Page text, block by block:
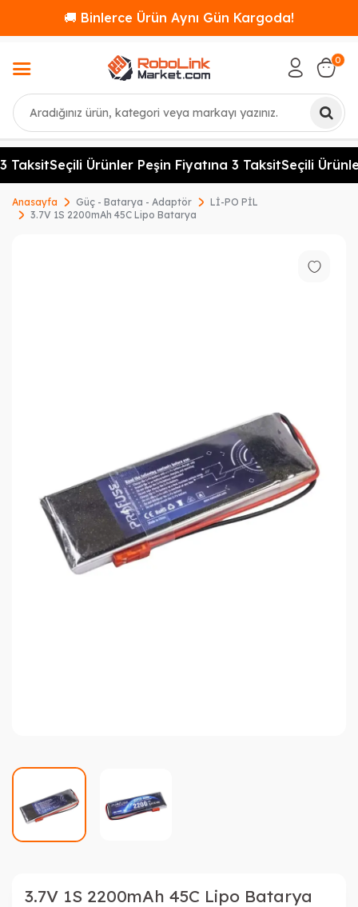
🚚 Binlerce Ürün Aynı Gün Kargoda!
Ara
0
TaksitSeçili Ürünler Peşin Fiyatına 3 TaksitSeçili
Anasayfa Güç - Batarya - Adaptör
Lİ-PO PİL
3.7V 1S 2200mAh 45C Lipo Batarya
3.7V 1S 2200mAh 45C Lipo Batarya